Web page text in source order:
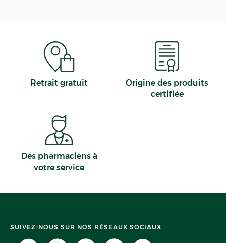
Retrait gratuit
Origine des produits
certifiée
Des pharmaciens à
votre service
SUIVEZ-NOUS SUR NOS RÉSEAUX SOCIAUX